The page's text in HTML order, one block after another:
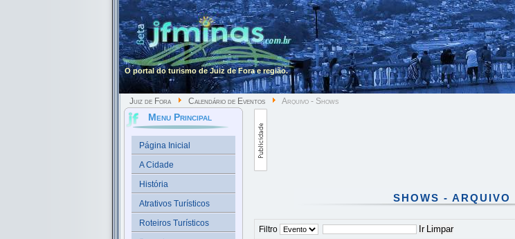
O portal do turismo de Juiz de Fora e região.
Juiz de Fora Calendário de Eventos Arquivo - Shows
Menu Principal
Página Inicial
A Cidade
História
Atrativos Turísticos
Roteiros Turísticos
SHOWS - ARQUIVO
Filtro Ir Limpar